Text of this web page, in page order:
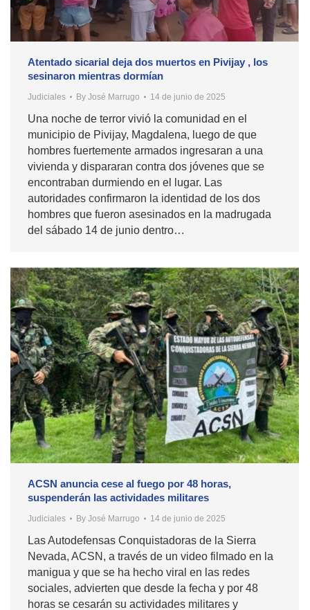
Atentado sicarial deja dos muertos en Pivijay , los
sesinaron mientras dormían
Judiciales By José Marrugo 14 de junio de 2025
Una noche de terror vivió la comunidad en el
municipio de Pivijay, Magdalena, luego de que
hombres fuertemente armados ingresaran a una
vivienda y dispararan contra dos jóvenes que se
encontraban durmiendo en el lugar. Las
autoridades confirmaron la identidad de los dos
hombres que fueron asesinados en la madrugada
del sábado 14 de junio dentro…
ACSN anuncia cese al fuego por 48 horas,
suspenderán las actividades militares
Judiciales By José Marrugo 14 de junio de 2025
Las Autodefensas Conquistadoras de la Sierra
Nevada, ACSN, a través de un video filmado en la
manigua y que se ha hecho viral en las redes
sociales, advierten que desde la fecha y por 48
horas se cesarán su actividades militares y